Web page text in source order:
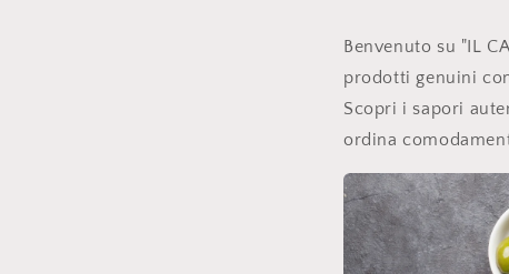
Benvenuto su "IL
prodotti genuini
Scopri i sapori
ordina